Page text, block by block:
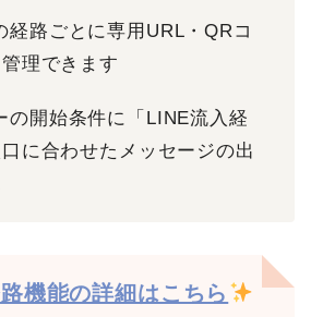
経路ごとに専用URL・QRコ
理できます
の開始条件に「LINE流入経
に合わせたメッセージの出
機能の詳細はこちら